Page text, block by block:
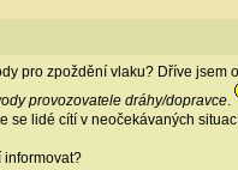
pro zpoždění vlaku? Dříve jsem
provozovatele dráhy/dopravce.
lidé cítí v neočekávaných
informovat?